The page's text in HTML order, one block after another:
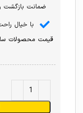
ضمانت بازگشت
با خیال